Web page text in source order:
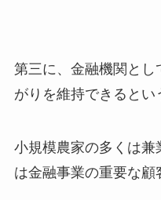
第三に、金融機関と
がりを維持できるとい
小規模農家の多くは兼
は金融事業の重要な顧